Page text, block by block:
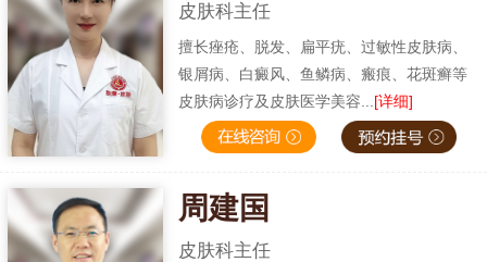
皮肤科主任
擅长痤疮、脱发、扁平疣、过敏性皮肤病、
银屑病、白癜风、鱼鳞病、瘢痕、花斑癣等
皮肤病诊疗及皮肤医学美容... [详细]
周建国
皮肤科主任